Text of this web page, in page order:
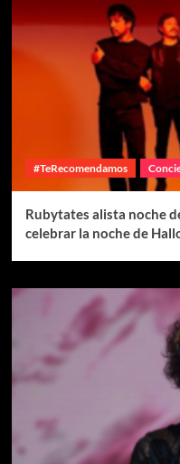
#TeRecomendamos
Rubytates alista noche
celebrar la noche de